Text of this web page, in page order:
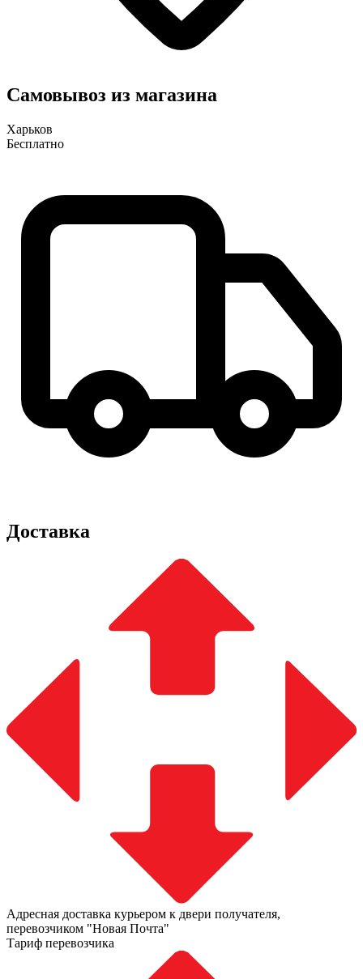
Самовывоз из магазина
Харьков
Бесплатно
Доставка
Адресная доставка курьером к двери получателя,
перевозчиком "Новая Почта"
Тариф перевозчика